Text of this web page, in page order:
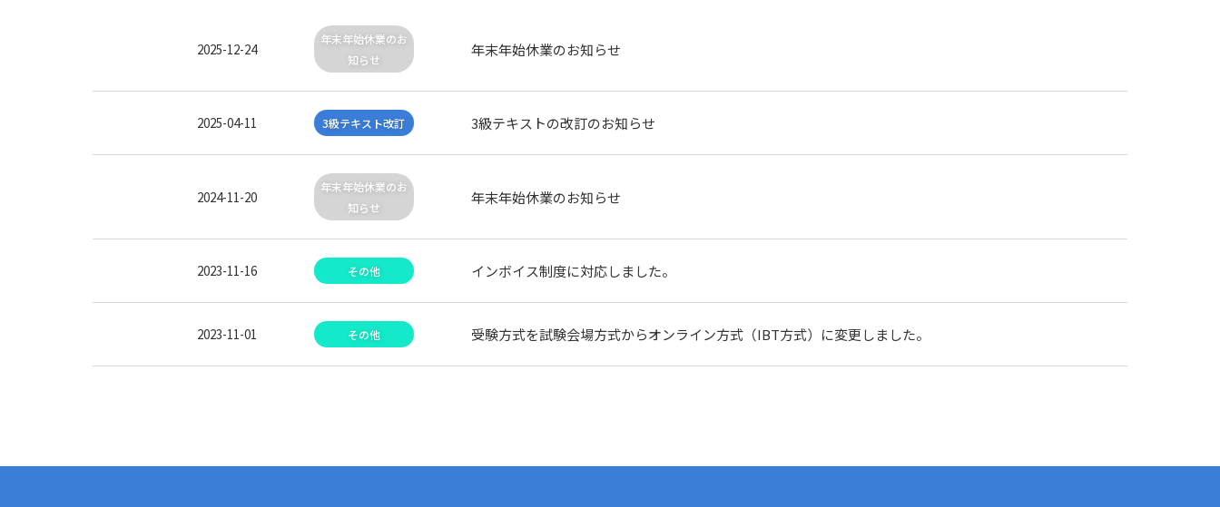
2025-12-24
年末年始休業のお
知らせ
年末年始休業のお知らせ
2025-04-11 3級テキスト改訂 3級テキストの改訂のお知らせ
2024-11-20
年末年始休業のお
知らせ
年末年始休業のお知らせ
2023-11-16 その他 インボイス制度に対応しました。
2023-11-01 その他 受験方式を試験会場方式からオンライン方式（IBT方式）に変更しました。